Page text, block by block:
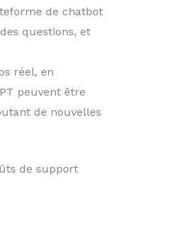
de chatbot
questions, et
réel, en
peuvent être
de nouvelles
de support